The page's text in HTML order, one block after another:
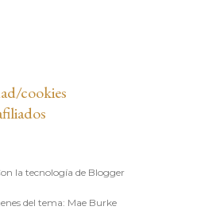
cookies
la tecnología de Blogger
del tema: Mae Burke